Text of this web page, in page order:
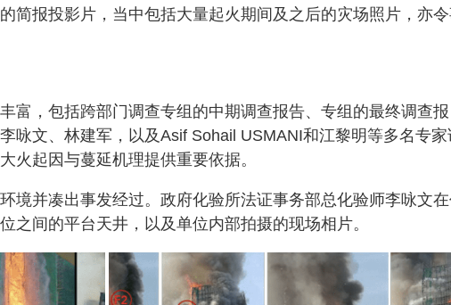
简报投影片，当中包括大量起火期间及之后的灾场照片，亦
富，包括跨部门调查专组的中期调查报告、专组的最终调查报
咏文、林建军，以及Asif Sohail USMANI和江黎明等多名专家
火起因与蔓延机理提供重要依据。
境并凑出事发经过。政府化验所法证事务部总化验师李咏文
之间的平台天井，以及单位内部拍摄的现场相片。